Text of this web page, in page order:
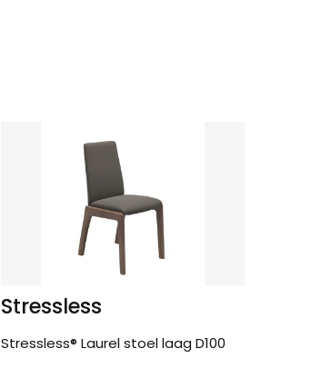
Stressless
Stressless® Laurel stoel laag D100